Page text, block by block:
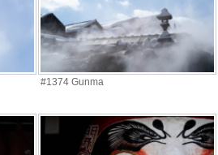
#1374 Gunma